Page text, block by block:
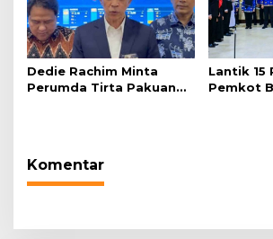
Dedie Rachim Minta
Perumda Tirta Pakuan
Lantik 15
Pemkot
Komentar